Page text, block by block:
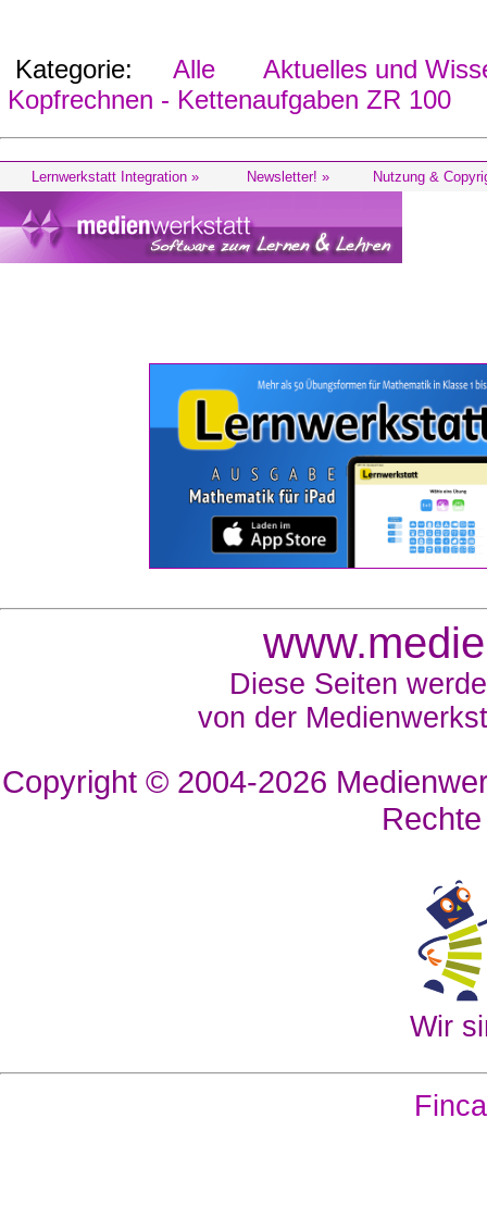
Kategorie: Alle
Aktuelles und
Kopfrechnen - Kettenaufgaben ZR 100
Lernwerkstatt Integration » Newsletter! » Nutzung &
Diese Seiten
von der
Copyright © 2004-2026
Wir